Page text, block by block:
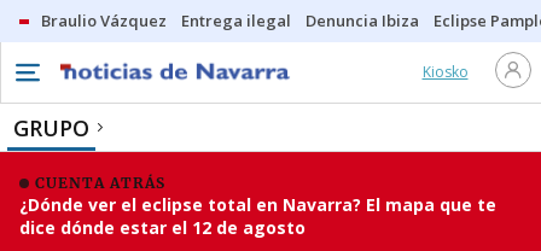
Braulio Vázquez Entrega ilegal Denuncia Ibiza Eclipse
Kiosko
GRUPO
CUENTA ATRÁS
¿Dónde ver el eclipse total en Navarra? El mapa que te
dice dónde estar el 12 de agosto